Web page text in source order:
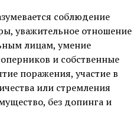
соблюдение
уважительное отношение
лицам, умение
и собственные
поражения, участие в
или стремления
без допинга и